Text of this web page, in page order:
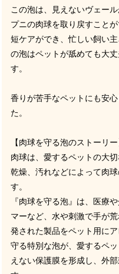
この泡は、見えないヴェー
プニの肉球を取り戻すこと
短ケアができ、忙しい飼い
の泡はペットが舐めても大
す。
香りが苦手なペットにも安
た。
【肉球を守る泡のストーリー
肉球は、愛するペットの大
乾燥、汚れなどによって肉
す。
『肉球を守る泡』は、医療
マーなど、水や刺激で手が
発された製品をペット用に
守る特別な泡が、愛するペ
えない保護膜を形成し、外